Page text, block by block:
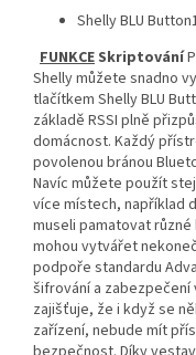
Shelly BLU
FUNKCESkriptování
Shelly můžete snadno
tlačítkem Shelly BLU
základě RSSI plně
domácnost. Každý
povolenou bránou
Navíc můžete použít
více místech, například
museli pamatovat
mohou vytvářet
podpoře standardu
šifrování a
zajišťuje, že i když se
zařízení, nebude mít